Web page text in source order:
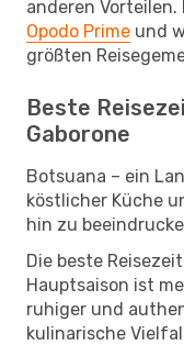
anderen Vorteilen.
Opodo Prime und
größten
Beste
Gaborone
Botsuana – ein
köstlicher Küche
hin zu
Die beste
Hauptsaison ist
ruhiger und
kulinarische